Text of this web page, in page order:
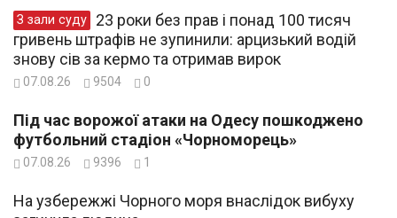
З зали суду
гривень штрафів не зупинили: арцизький водій
знову сів за кермо та отримав вирок
07.08.26 9504 0
Під час ворожої атаки на Одесу пошкоджено
футбольний стадіон «Чорноморець»
07.08.26 9396 1
На узбережжі Чорного моря внаслідок вибуху